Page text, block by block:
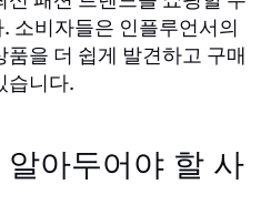
소비자들은 인플루언서의
을 더 쉽게 발견하고 구매
습니다.
아두어야 할 사